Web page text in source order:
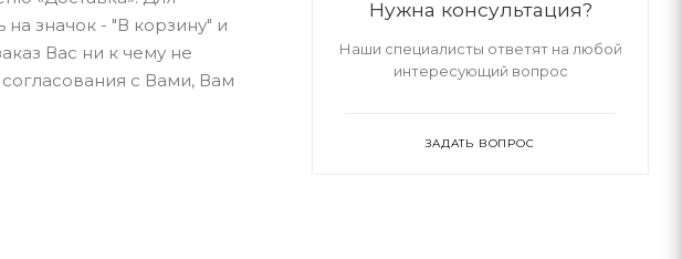
на значок - "В корзину" и
Вас ни к чему не
с Вами, Вам
Нужна консультация?
Наши специалисты ответят на любой
интересующий вопрос
ЗАДАТЬ ВОПРОС